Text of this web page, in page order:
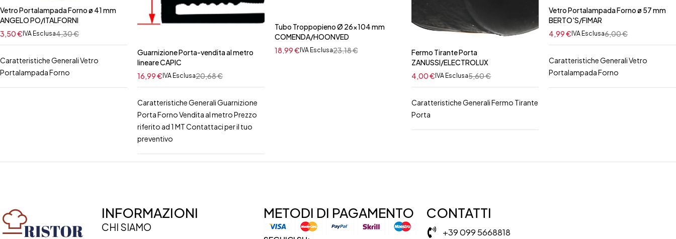
Vetro Portalampada Forno ø 41 mm
ANGELO PO/ITALFORNI
4,30€
3,50€ IVA Esclusa
Caratteristiche Generali Vetro
Portalampada Forno
Guarnizione Porta-vendita al metro
lineare CAPIC
20,68€
16,99€IVA Esclusa
Caratteristiche Generali Guarnizione
Porta Forno Vendita al metro Prezzo
riferito ad 1 MT Contattaci per il tuo
preventivo
Tubo Troppopieno Ø 26x104 mm
COMENDA/HOONVED
23,18€
18,99€IVA Esclusa
Fermo Tirante Porta
ZANUSSI/ELECTROLUX
5,60€
4,00€IVA Esclusa
Caratteristiche Generali Fermo Tirante
Porta
Vetro Portalampada Forno ø 57 mm
BERTO'S/FIMAR
6,00€
4,99€ IVA Esclusa
Caratteristiche Generali Vetro
Portalampada Forno
INFORMAZIONI
CHI SIAMO
METODI DI PAGAMENTO CONTATTI
+39 099 5668818